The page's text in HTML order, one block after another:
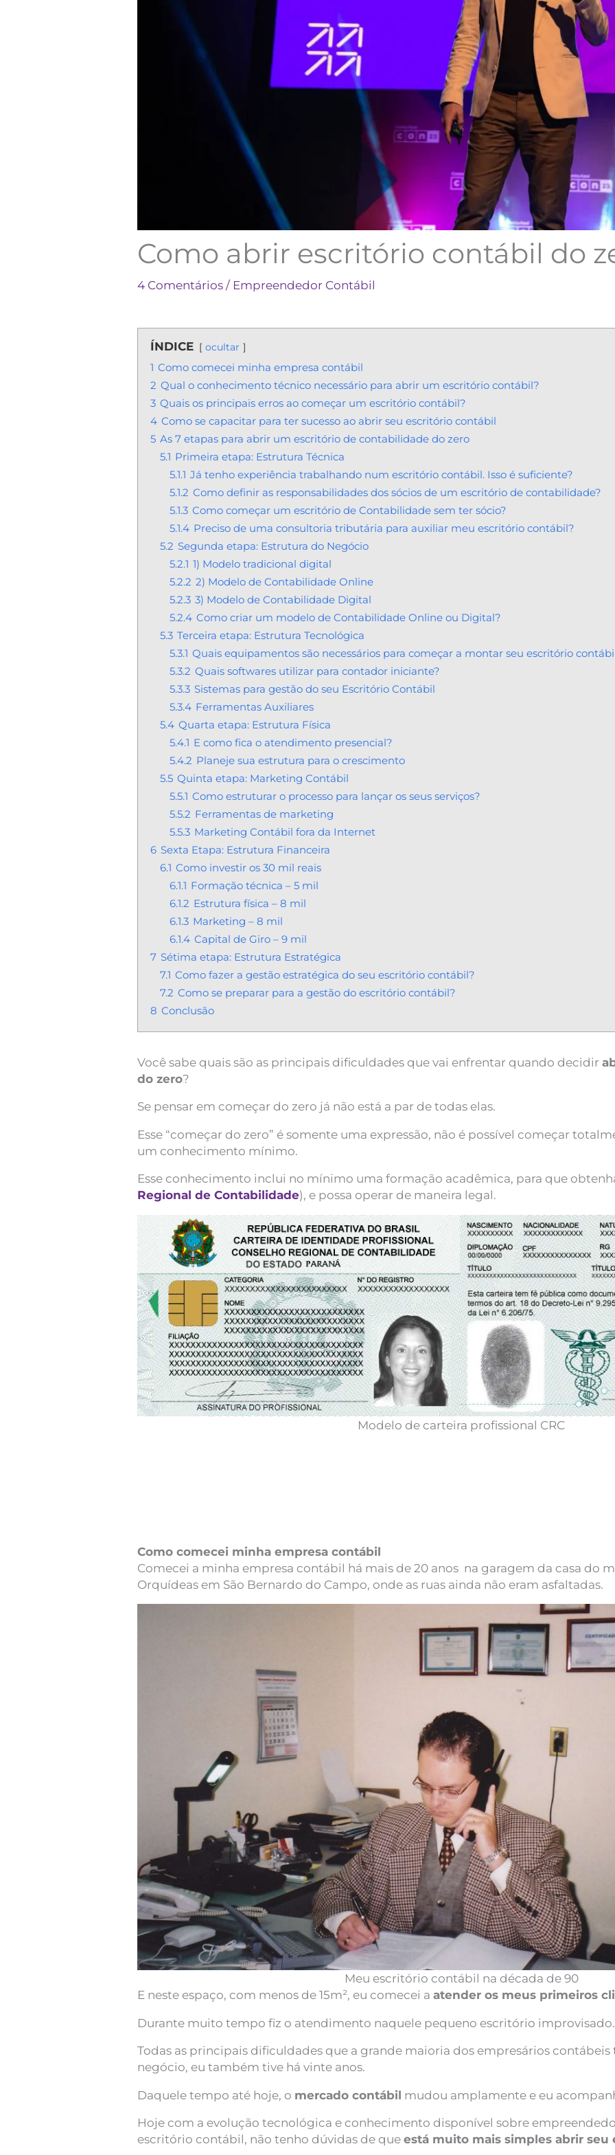
Como abrir escritório contábil do
4 Comentários / Empreendedor Contábil
ÍNDICE ocultar
1 Como comecei minha empresa contábil
2 Qual o conhecimento técnico necessário para abrir um escritório contábil?
3 Quais os principais erros ao começar um escritório contábil?
4 Como se capacitar para ter sucesso ao abrir seu escritório contábil
5 As 7 etapas para abrir um escritório de contabilidade do zero
5.1 Primeira etapa: Estrutura Técnica
5.1.1 Já tenho experiência trabalhando num escritório contábil. Isso é suficiente?
5.1.2 Como definir as responsabilidades dos sócios de um escritório de contabilidade?
5.1.3 Como começar um escritório de Contabilidade sem ter sócio?
5.1.4 Preciso de uma consultoria tributária para auxiliar meu escritório contábil?
5.2 Segunda etapa: Estrutura do Negócio
5.2.1 1) Modelo tradicional digital
5.2.2 2) Modelo de Contabilidade Online
5.2.3 3) Modelo de Contabilidade Digital
5.2.4 Como criar um modelo de Contabilidade Online ou Digital?
5.3 Terceira etapa: Estrutura Tecnológica
5.3.1 Quais equipamentos são necessários para começar a montar seu escritório
5.3.2 Quais softwares utilizar para contador iniciante?
5.3.3 Sistemas para gestão do seu Escritório Contábil
5.3.4 Ferramentas Auxiliares
5.4 Quarta etapa: Estrutura Física
5.4.1 E como fica o atendimento presencial?
5.4.2 Planeje sua estrutura para o crescimento
5.5 Quinta etapa: Marketing Contábil
5.5.1 Como estruturar o processo para lançar os seus serviços?
5.5.2 Ferramentas de marketing
5.5.3 Marketing Contábil fora da Internet
6 Sexta Etapa: Estrutura Financeira
6.1 Como investir os 30 mil reais
6.1.1 Formação técnica – 5 mil
6.1.2 Estrutura física – 8 mil
6.1.3 Marketing – 8 mil
6.1.4 Capital de Giro – 9 mil
7 Sétima etapa: Estrutura Estratégica
7.1 Como fazer a gestão estratégica do seu escritório contábil?
7.2 Como se preparar para a gestão do escritório contábil?
8 Conclusão
Você sabe quais são as principais dificuldades que vai enfrentar quando decidir
do zero?
Se pensar em começar do zero já não está a par de todas elas.
Esse “começar do zero” é somente uma expressão, não é possível começar
um conhecimento mínimo.
Esse conhecimento inclui no mínimo uma formação acadêmica, para que
Regional de Contabilidade), e possa operar de maneira legal.
Modelo de carteira profissional CRC
Como comecei minha empresa contábil
Comecei a minha empresa contábil há mais de 20 anos na garagem da casa do
Orquídeas em São Bernardo do Campo, onde as ruas ainda não eram asfaltadas.
Meu escritório contábil na década de 90
E neste espaço, com menos de 15m², eu comecei a atender os meus primeiros
Durante muito tempo fiz o atendimento naquele pequeno escritório improvisado.
Todas as principais dificuldades que a grande maioria dos empresários contábeis
negócio, eu também tive há vinte anos.
Daquele tempo até hoje, o mercado contábil mudou amplamente e eu
Hoje com a evolução tecnológica e conhecimento disponível sobre
escritório contábil, não tenho dúvidas de que está muito mais simples abrir seu